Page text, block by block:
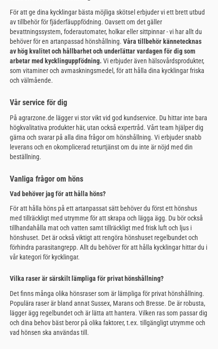
För att ge dina kycklingar bästa möjliga skötsel erbjuder vi ett brett utbud
av tillbehör för fjäderfäuppfödning. Oavsett om det gäller
bevattningssystem, foderautomater, holkar eller sittpinnar - vi har allt du
behöver för en artanpassad hönshållning. Våra tillbehör kännetecknas
av hög kvalitet och hållbarhet och underlättar vardagen för dig som
arbetar med kycklinguppfödning. Vi erbjuder även hälsovårdsprodukter,
som vitaminer och avmaskningsmedel, för att hålla dina kycklingar friska
och välmående.
Vår service för dig
På agrarzone.de lägger vi stor vikt vid god kundservice. Du hittar inte bara
högkvalitativa produkter här, utan också expertråd. Vårt team hjälper dig
gärna och svarar på alla dina frågor om hönshållning. Vi erbjuder snabb
leverans och en okomplicerad returtjänst om du inte är nöjd med din
beställning.
Vanliga frågor om höns
Vad behöver jag för att hålla höns?
För att hålla höns på ett artanpassat sätt behöver du först ett hönshus
med tillräckligt med utrymme för att skrapa och lägga ägg. Du bör också
tillhandahålla mat och vatten samt tillräckligt med frisk luft och ljus i
hönshuset. Det är också viktigt att rengöra hönshuset regelbundet och
förhindra parasitangrepp. Allt du behöver för att hålla kycklingar hittar du i
vår kategori för kycklingar.
Vilka raser är särskilt lämpliga för privat hönshållning?
Det finns många olika hönsraser som är lämpliga för privat hönshållning.
Populära raser är bland annat Sussex, Marans och Bresse. De är robusta,
lägger ägg regelbundet och är lätta att hantera. Vilken ras som passar dig
och dina behov bäst beror på olika faktorer, t.ex. tillgängligt utrymme och
vad hönsen ska användas till.